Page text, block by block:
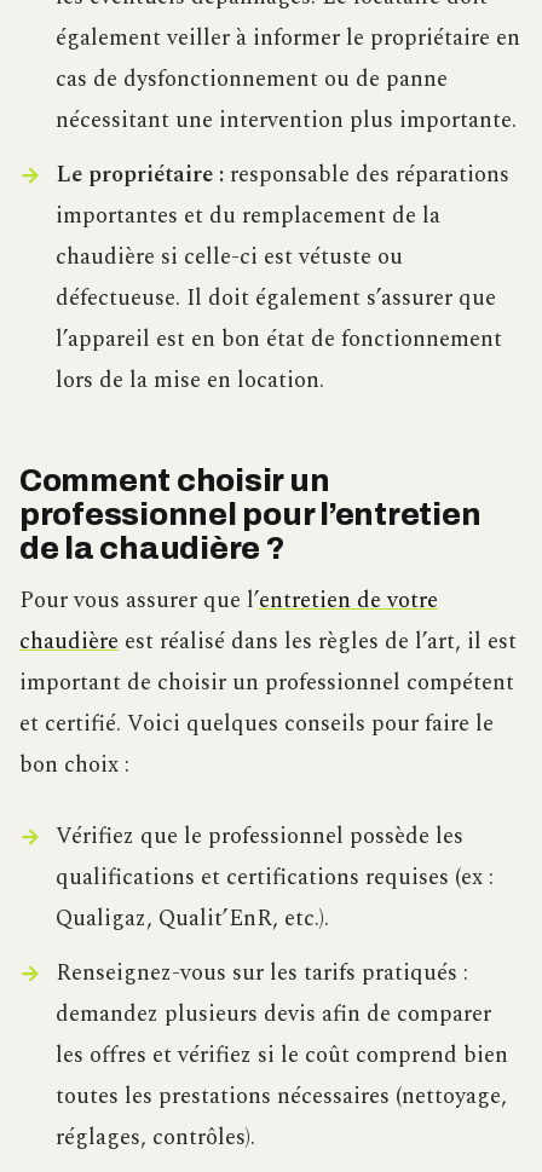
également veiller à informer le propriétaire en
cas de dysfonctionnement ou de panne
nécessitant une intervention plus importante.
Le propriétaire :responsable des réparations
importantes et du remplacement de la
chaudière si celle-ci est vétuste ou
défectueuse. Il doit également s’assurer que
l’appareil est en bon état de fonctionnement
lors de la mise en location.
Comment choisir un
professionnel pour l’entretien
de la chaudière ?
Pour vous assurer que l’entretien de votre
chaudière est réalisé dans les règles de l’art, il est
important de choisir un professionnel compétent
et certifié. Voici quelques conseils pour faire le
bon choix :
Vérifiez que le professionnel possède les
qualifications et certifications requises (ex :
Qualigaz, Qualit’EnR, etc.).
Renseignez-vous sur les tarifs pratiqués :
demandez plusieurs devis afin de comparer
les offres et vérifiez si le coût comprend bien
toutes les prestations nécessaires (nettoyage,
réglages, contrôles).